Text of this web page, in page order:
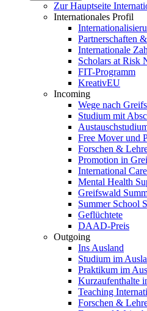
Zur Hauptseite
Internationales Profil
Partnerschaften
Internationale
Scholars at Risk
FIT-Programm
KreativEU
Incoming
Wege nach
Studium mit
Free Mover und
Forschen &
Promotion in
International
Mental Health
Greifswald
Summer School
Geflüchtete
DAAD-Preis
Outgoing
Ins Ausland
Studium im
Praktikum im
Kurzaufenthalte
Teaching
Forschen &